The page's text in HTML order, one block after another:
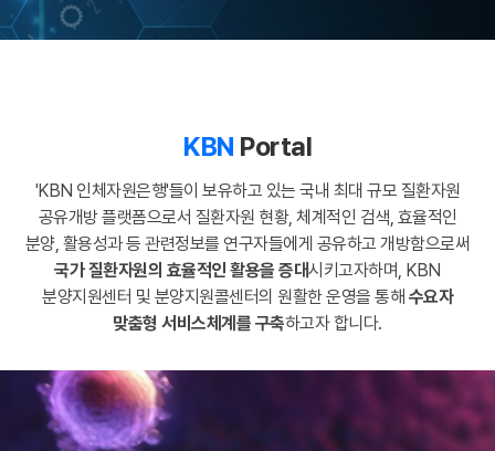
KBN Portal
'KBN 인체자원은행'들이 보유하고 있는 국내 최대 규모 질환자원
공유개방 플랫폼으로서 질환자원 현황, 체계적인 검색, 효율적인
분양, 활용성과 등 관련정보를 연구자들에게 공유하고 개방함으로써
국가 질환자원의 효율적인 활용을 증대시키고자하며, KBN
분양지원센터 및 분양지원콜센터의 원활한 운영을 통해 수요자
맞춤형 서비스체계를 구축하고자 합니다.